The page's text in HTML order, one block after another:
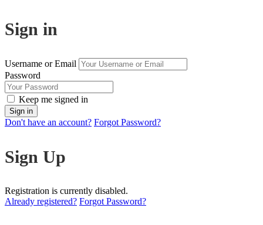
Sign in
Username or Email
Password
Keep me signed in
Don't have an account? Forgot Password?
Sign Up
Registration is currently disabled.
Already registered? Forgot Password?